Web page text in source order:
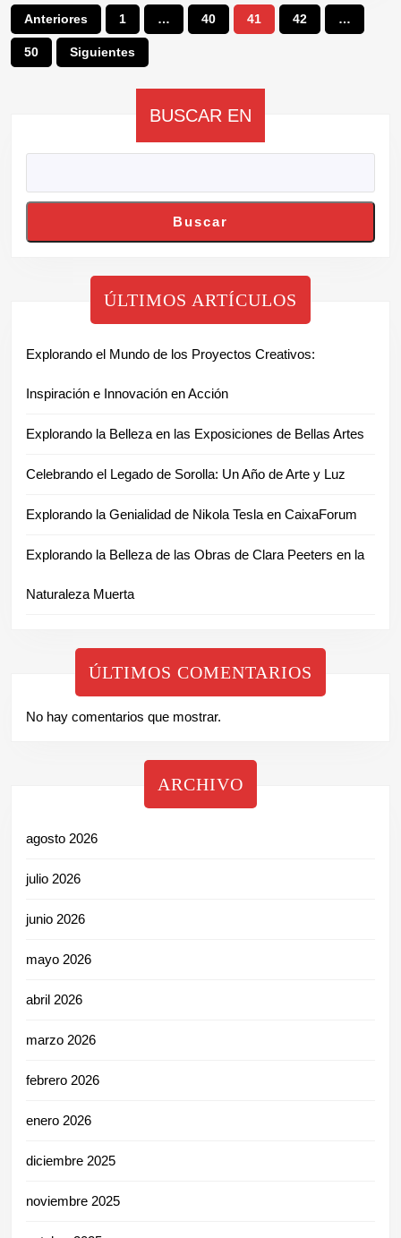
Paginación
de
entradas
Anteriores 1 … 40 41 42 …
50 Siguientes
BUSCAR EN
Buscar
ÚLTIMOS ARTÍCULOS
Explorando el Mundo de los Proyectos Creativos:
Inspiración e Innovación en Acción
Explorando la Belleza en las Exposiciones de Bellas Artes
Celebrando el Legado de Sorolla: Un Año de Arte y Luz
Explorando la Genialidad de Nikola Tesla en CaixaForum
Explorando la Belleza de las Obras de Clara Peeters en la
Naturaleza Muerta
ÚLTIMOS COMENTARIOS
No hay comentarios que mostrar.
ARCHIVO
agosto 2026
julio 2026
junio 2026
mayo 2026
abril 2026
marzo 2026
febrero 2026
enero 2026
diciembre 2025
noviembre 2025